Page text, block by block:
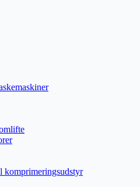
komprimeringsudstyr